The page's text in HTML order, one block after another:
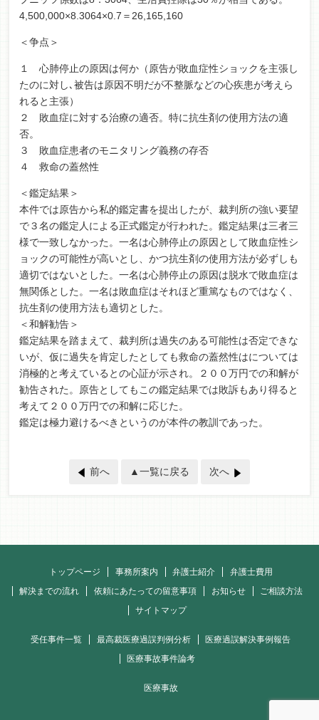
4,500,000×8.3064×0.7＝26,165,160
＜争点＞
１ 心肺停止の原因は何か（原告が敗血症性ショックを主張し
たのに対し､被告は原因不明だが不整脈などの心疾患が考えら
れると主張）
２ 敗血症に対する治療の適否。特に抗生剤の使用方法の適
否。
３ 敗血症患者のモニタリング義務の存否
４ 救命の蓋然性
＜鑑定結果＞
本件では原告から私的鑑定書を提出したが、裁判所の強い要望
で３名の鑑定人による正式鑑定が行われた。鑑定結果は三者三
様で一致しなかった。一名は心肺停止の原因として敗血症性シ
ョックの可能性が高いとし、かつ抗生剤の使用方法が必ずしも
適切ではないとした。一名は心肺停止の原因は脱水で敗血症は
無関係とした。一名は敗血症はそれほど重篤なものではなく、
抗生剤の使用方法も適切とした。
＜和解勧告＞
鑑定結果を踏まえて、裁判所は過失のある可能性は否定できな
いが、仮に過失を肯定したとしても救命の蓋然性はについては
消極的と考えているとの心証が示され。２００万円での和解が
勧告された。原告としてもこの鑑定結果では敗訴もあり得ると
考えて２００万円での和解に応じた。
鑑定は極力避けるべきというのが本件の教訓であった。
前へ ▲一覧に戻る 次へ
トップページ 事務所案内 弁護士紹介
弁護士費用
解決までの流れ
依頼にあたっての留意事項 お知らせ
ご相談方法
サイトマップ
受任事件一覧 最高裁医療過誤判例分析
医療過誤解決事例報告
医療事故事件論考
医療事故